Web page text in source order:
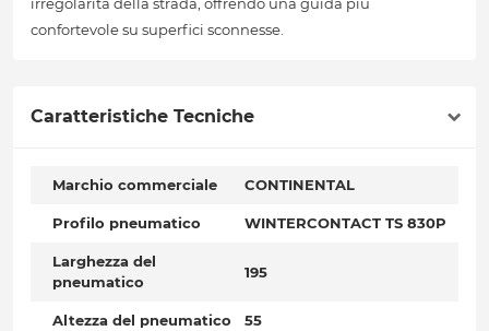
irregolarità della strada, offrendo una guida più
confortevole su superfici sconnesse.
Caratteristiche Tecniche
Marchio commerciale CONTINENTAL
Profilo pneumatico WINTERCONTACT TS 830P
Larghezza del
pneumatico
195
Altezza del pneumatico 55